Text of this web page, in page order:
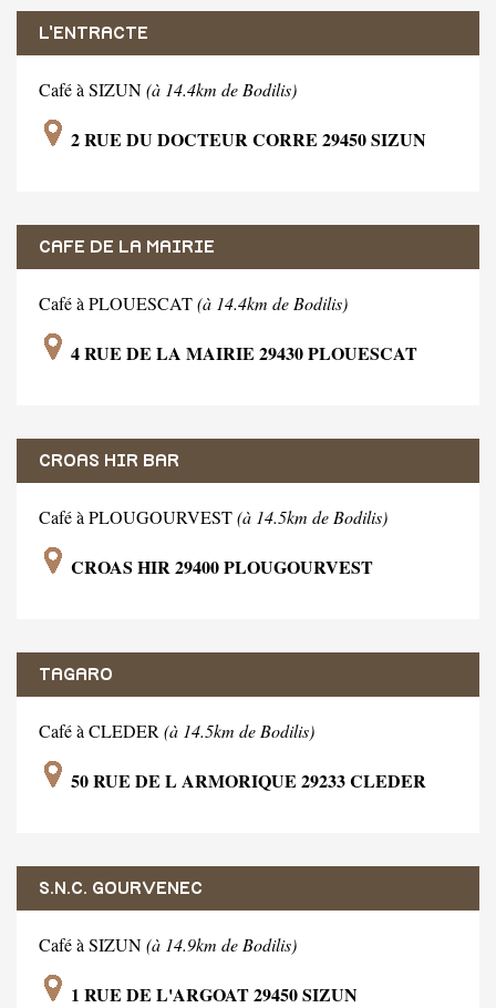
L'ENTRACTE
Café à SIZUN(à 14.4km de Bodilis)
2 RUE DU DOCTEUR CORRE 29450 SIZUN
CAFE DE LA MAIRIE
Café à PLOUESCAT(à 14.4km de Bodilis)
4 RUE DE LA MAIRIE 29430 PLOUESCAT
CROAS HIR BAR
Café à PLOUGOURVEST(à 14.5km de Bodilis)
CROAS HIR 29400 PLOUGOURVEST
TAGARO
Café à CLEDER (à 14.5km de Bodilis)
50 RUE DE L ARMORIQUE 29233 CLEDER
S.N.C. GOURVENEC
Café à SIZUN(à 14.9km de Bodilis)
1 RUE DE L'ARGOAT 29450 SIZUN